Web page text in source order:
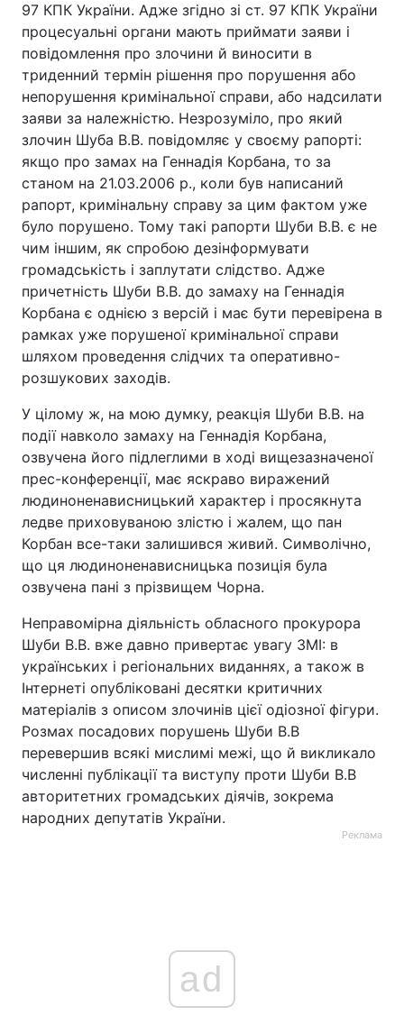
97 КПК України. Адже згідно зі ст. 97 КПК України
процесуальні органи мають приймати заяви і
повідомлення про злочини й виносити в
триденний термін рішення про порушення або
непорушення кримінальної справи, або надсилати
заяви за належністю. Незрозуміло, про який
злочин Шуба В.В. повідомляє у своєму рапорті:
якщо про замах на Геннадія Корбана, то за
станом на 21.03.2006 р., коли був написаний
рапорт, кримінальну справу за цим фактом уже
було порушено. Тому такі рапорти Шуби В.В. є не
чим іншим, як спробою дезінформувати
громадськість і заплутати слідство. Адже
причетність Шуби В.В. до замаху на Геннадія
Корбана є однією з версій і має бути перевірена в
рамках уже порушеної кримінальної справи
шляхом проведення слідчих та оперативно-
розшукових заходів.
У цілому ж, на мою думку, реакція Шуби В.В. на
події навколо замаху на Геннадія Корбана,
озвучена його підлеглими в ході вищезазначеної
прес-конференції, має яскраво виражений
людиноненависницький характер і просякнута
ледве приховуваною злістю і жалем, що пан
Корбан все-таки залишився живий. Символічно,
що ця людиноненависницька позиція була
озвучена пані з прізвищем Чорна.
Неправомірна діяльність обласного прокурора
Шуби В.В. вже давно привертає увагу ЗМІ: в
українських і регіональних виданнях, а також в
Інтернеті опубліковані десятки критичних
матеріалів з описом злочинів цієї одіозної фігури.
Розмах посадових порушень Шуби В.В
перевершив всякі мислимі межі, що й викликало
численні публікації та виступу проти Шуби В.В
авторитетних громадських діячів, зокрема
народних депутатів України.
Реклама
ad